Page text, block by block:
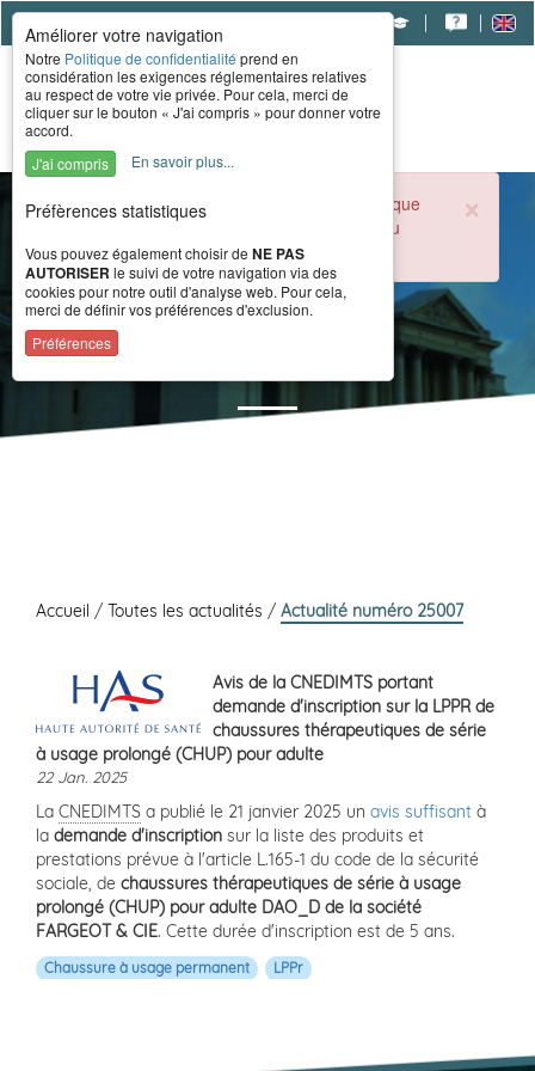
×
Durant la période estivale, l'accueil téléphonique
du CERAH est ouvert de 8h à 16h du lundi au
vendredi.
Accueil / Toutes les actualités / Actualité numéro 25007
Avis de la CNEDIMTS portant
demande d'inscription sur la LPPR de
chaussures thérapeutiques de série
à usage prolongé (CHUP) pour adulte
22 Jan. 2025
La CNEDIMTS a publié le 21 janvier 2025 un avis suffisant à
la demande d'inscription sur la liste des produits et
prestations prévue à l'article L.165-1 du code de la sécurité
sociale, de chaussures thérapeutiques de série à usage
prolongé (CHUP) pour adulte DAO_D de la société
FARGEOT & CIE. Cette durée d'inscription est de 5 ans.
Chaussure à usage permanent LPPr
Améliorer votre navigation
Notre Politique de confidentialité prend en
considération les exigences réglementaires relatives
au respect de votre vie privée. Pour cela, merci de
cliquer sur le bouton « J'ai compris » pour donner votre
accord.
J'ai compris
En savoir plus...
Préfèrences statistiques
Vous pouvez également choisir de NE PAS
AUTORISER le suivi de votre navigation via des
cookies pour notre outil d'analyse web. Pour cela,
merci de définir vos préférences d'exclusion.
Préférences